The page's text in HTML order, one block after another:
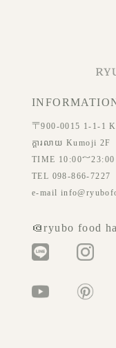
〒900-0015 1-1-1
ក្ដារលាយ Kumoji 2F
TIME 10:00～
TEL 098-866-7227
e-mail
＠ryubo food